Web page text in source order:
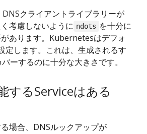
DNSクライアントライブラリーが
考慮しないように ndots を十分に
あります。Kubernetesはデフォ
定します。これは、生成されるす
ーするのに十分な大きさです。
するServiceはある
場合、DNSルックアップが